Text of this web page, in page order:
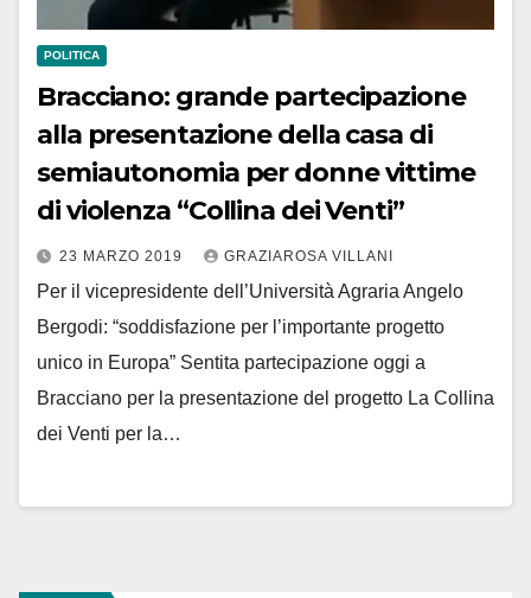
POLITICA
Bracciano: grande partecipazione
alla presentazione della casa di
semiautonomia per donne vittime
di violenza “Collina dei Venti”
23 MARZO 2019 GRAZIAROSA VILLANI
Per il vicepresidente dell’Università Agraria Angelo
Bergodi: “soddisfazione per l’importante progetto
unico in Europa” Sentita partecipazione oggi a
Bracciano per la presentazione del progetto La Collina
dei Venti per la…